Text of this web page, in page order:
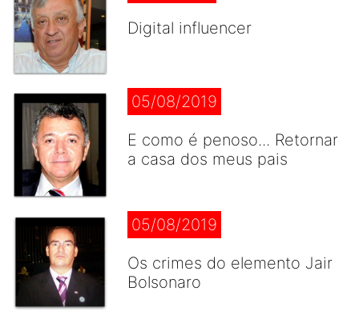
Digital influencer
05/08/2019
E como é penoso... Retornar
a casa dos meus pais
05/08/2019
Os crimes do elemento Jair
Bolsonaro